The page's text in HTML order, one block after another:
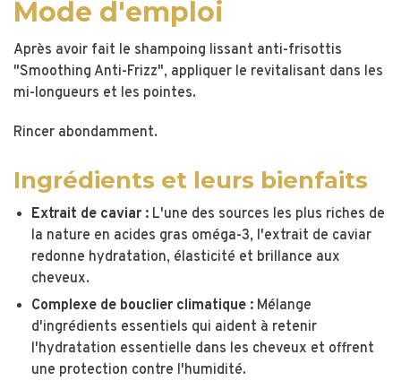
Mode d'emploi
Après avoir fait le shampoing lissant anti-frisottis
"Smoothing Anti-Frizz", appliquer le revitalisant dans les
mi-longueurs et les pointes.
Rincer abondamment.
Ingrédients et leurs bienfaits
Extrait de caviar : L'une des sources les plus riches de
la nature en acides gras oméga-3, l'extrait de caviar
redonne hydratation, élasticité et brillance aux
cheveux.
Complexe de bouclier climatique : Mélange
d'ingrédients essentiels qui aident à retenir
l'hydratation essentielle dans les cheveux et offrent
une protection contre l'humidité.